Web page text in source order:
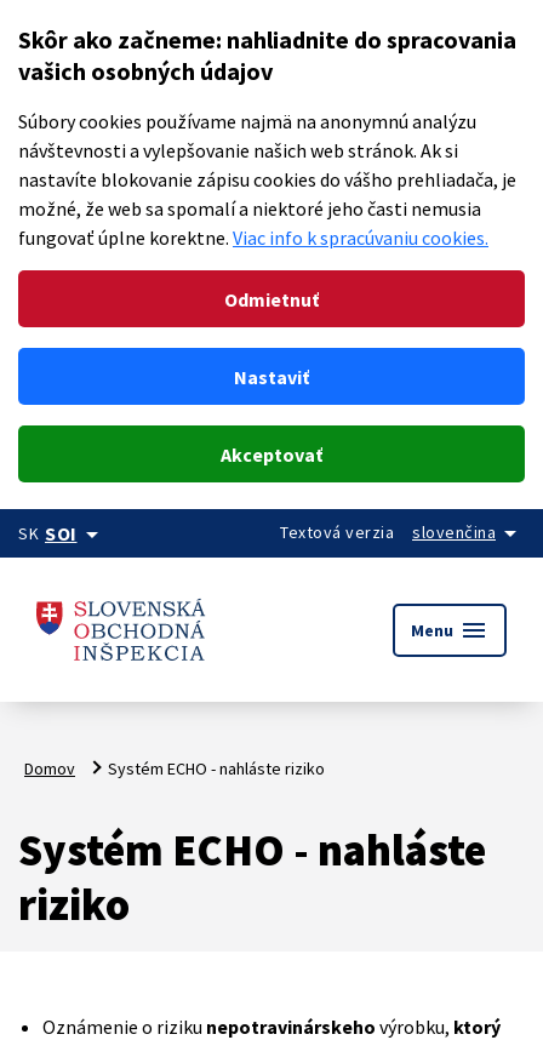
Skôr ako začneme: nahliadnite do spracovania
vašich osobných údajov
Súbory cookies používame najmä na anonymnú analýzu
návštevnosti a vylepšovanie našich web stránok. Ak si
nastavíte blokovanie zápisu cookies do vášho prehliadača, je
možné, že web sa spomalí a niektoré jeho časti nemusia
fungovať úplne korektne. Viac info k spracúvaniu cookies.
Odmietnuť
Nastaviť
Akceptovať
SK SOIarrow_drop_down Textová verzia slovenčina arrow_drop_down
Menu menu
Domov Systém ECHO - nahláste riziko
Systém ECHO - nahláste
riziko
Oznámenie o riziku nepotravinárskeho výrobku, ktorý